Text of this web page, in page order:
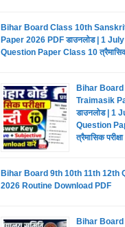
Bihar Board Class 10th
Paper 2026 PDF डाउनलोड | 1
Question Paper Class 10 त्रैमासिक
Bihar
Traimasik
डाउनलोड | 1
Question
त्रैमासिक
Bihar Board 9th 10th 11th 12th
2026 Routine Download PDF
Bihar Board